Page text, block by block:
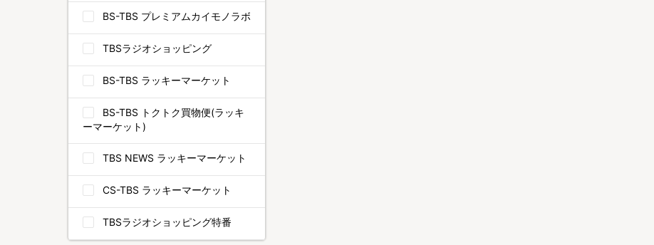
BS-TBS プレミアムカイモノラボ
TBSラジオショッピング
BS-TBS ラッキーマーケット
BS-TBS トクトク買物便(ラッキ
ーマーケット)
TBS NEWS ラッキーマーケット
CS-TBS ラッキーマーケット
TBSラジオショッピング特番